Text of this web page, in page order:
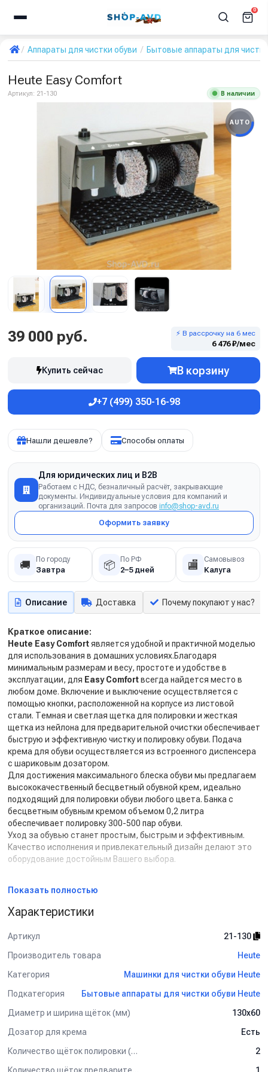
0
Аппараты для чистки обуви Бытовые аппараты для
Heute Easy Comfort
Артикул: 21-130 В наличии
AUTO
39 000 руб. ⚡ В рассрочку на 6 мес
6 476 ₽/мес
Купить сейчас В корзину
+7 (499) 350-16-98
Нашли дешевле? Способы оплаты
Для юридических лиц и B2B
Работаем с НДС, безналичный расчёт, закрывающие
документы. Индивидуальные условия для компаний и
организаций. Почта для запросов info@shop-avd.ru
Оформить заявку
🚚 По городу
Завтра 📦 По РФ
2–5 дней 🏬 Самовывоз
Калуга
Описание Доставка Почему покупают у нас?
Краткое описание:
Heute Easy Comfortявляется удобной и практичной моделью
для использования в домашних условиях.Благодаря
минимальным размерам и весу, простоте и удобстве в
эксплуатации, для EasyComfortвсегда найдется место в
любом доме. Включение и выключение осуществляется с
помощью кнопки, расположенной на корпусе из листовой
стали. Темная и светлая щетка для полировки и жесткая
щетка из нейлона для предварительной очистки обеспечивает
быструю и эффективную чистку и полировку обуви. Подача
крема для обуви осуществляется из встроенного диспенсера
с шариковым дозатором.
Для достижения максимального блеска обуви мы предлагаем
высококачественный бесцветный обувной крем, идеально
подходящий для полировки обуви любого цвета. Банка с
бесцветным обувным кремом объемом 0,2 литра
обеспечивает полировку 300-500 пар обуви.
Уход за обувью станет простым, быстрым и эффективным.
Качество исполнения и привлекательный дизайн делают это
оборудование достойным Вашего выбора.
- Компактная модель: небольшие габариты позволят
разместить машинку для чистки обуви в любом удобном
месте.
- Машинка для чистки обуви оснащена надежным и
безопасным электродвигателем, работающим от напряжения
сети 220 – 240 Вольт.
функциональность и простое включение машинки,
работающей от электропривода.
обслуживания в процессе эксплуатации. Однако при этом не
забывайте вытирать пыль с корпуса, вытряхивать
накопившуюся грязь со съемного резинового коврика и менять
банку с кремом по мере его окончания.
Показать полностью
Характеристики
Артикул
21-130
Производитель товара
Heute
Категория
Машинки для чистки обуви Heute
Подкатегория
Бытовые аппараты для чистки обуви Heute
Диаметр и ширина щёток (мм)
130х60
Дозатор для крема
Есть
Количество щёток полировки (шт)
2
Количество щёток предварительной очистки (шт)